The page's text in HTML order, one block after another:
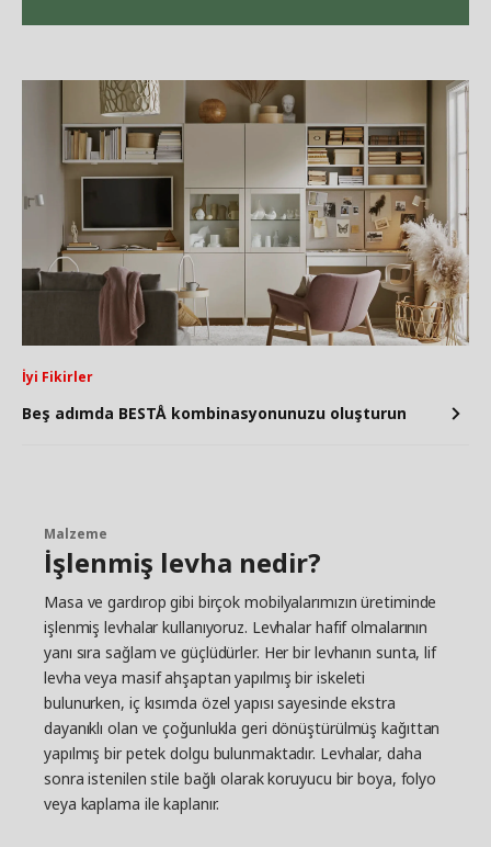
İyi Fikirler
Beş adımda BESTÅ kombinasyonunuzu oluşturun
Malzeme
İşlenmiş levha nedir?
Masa ve gardırop gibi birçok mobilyalarımızın üretiminde
işlenmiş levhalar kullanıyoruz. Levhalar hafif olmalarının
yanı sıra sağlam ve güçlüdürler. Her bir levhanın sunta, lif
levha veya masif ahşaptan yapılmış bir iskeleti
bulunurken, iç kısımda özel yapısı sayesinde ekstra
dayanıklı olan ve çoğunlukla geri dönüştürülmüş kağıttan
yapılmış bir petek dolgu bulunmaktadır. Levhalar, daha
sonra istenilen stile bağlı olarak koruyucu bir boya, folyo
veya kaplama ile kaplanır.